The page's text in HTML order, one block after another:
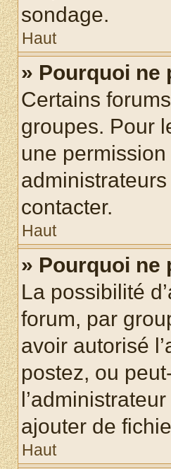
sondage.
Haut
» Pourquoi ne
Certains
groupes. Pour
une
contacter.
Haut
» Pourquoi ne
La possibilité
forum, par
avoir autorisé
postez, ou
ajouter de
Haut